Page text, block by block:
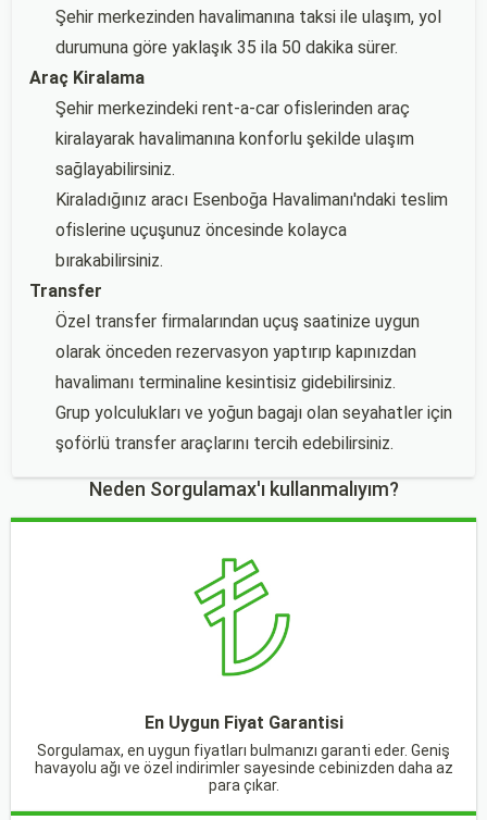
Şehir merkezinden havalimanına taksi ile ulaşım, yol
durumuna göre yaklaşık 35 ila 50 dakika sürer.
Araç Kiralama
Şehir merkezindeki rent-a-car ofislerinden araç
kiralayarak havalimanına konforlu şekilde ulaşım
sağlayabilirsiniz.
Kiraladığınız aracı Esenboğa Havalimanı'ndaki teslim
ofislerine uçuşunuz öncesinde kolayca
bırakabilirsiniz.
Transfer
Özel transfer firmalarından uçuş saatinize uygun
olarak önceden rezervasyon yaptırıp kapınızdan
havalimanı terminaline kesintisiz gidebilirsiniz.
Grup yolculukları ve yoğun bagajı olan seyahatler için
şoförlü transfer araçlarını tercih edebilirsiniz.
Neden Sorgulamax'ı kullanmalıyım?
En Uygun Fiyat Garantisi
Sorgulamax, en uygun fiyatları bulmanızı garanti eder. Geniş
havayolu ağı ve özel indirimler sayesinde cebinizden daha az
para çıkar.